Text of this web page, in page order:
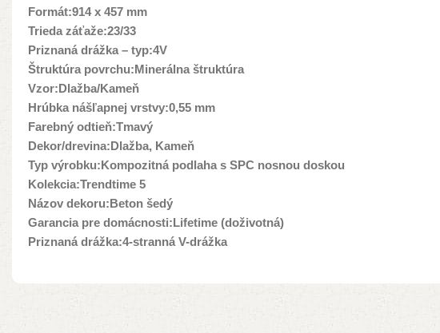
Formát:914 x 457 mm
Trieda záťaže:23/33
Priznaná drážka – typ:4V
Štruktúra povrchu:Minerálna štruktúra
Vzor:Dlažba/Kameň
Hrúbka nášľapnej vrstvy:0,55 mm
Farebný odtieň:Tmavý
Dekor/drevina:Dlažba, Kameň
Typ výrobku:Kompozitná podlaha s SPC nosnou doskou
Kolekcia:Trendtime 5
Názov dekoru:Beton šedý
Garancia pre domácnosti:Lifetime (doživotná)
Priznaná drážka:4-stranná V-drážka